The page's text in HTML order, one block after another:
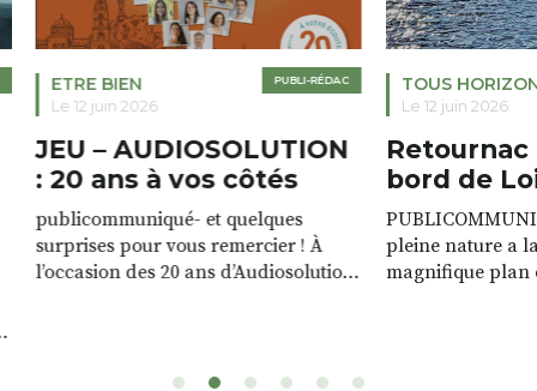
PUBLI-RÉDAC
ETRE BIEN
Le 12 juin 2026
JEU – AUDIOSOLUTION
: 20 ans à vos côtés
publicommuniqué- et quelques
surprises pour vous remercier ! À
l’occasion des 20 ans d’Audiosolution,
sont à gagner, sélectionnés auprès
TOUS
Le 12 juin 2026
Retournac
bord de
pleine nature a
magnifique plan